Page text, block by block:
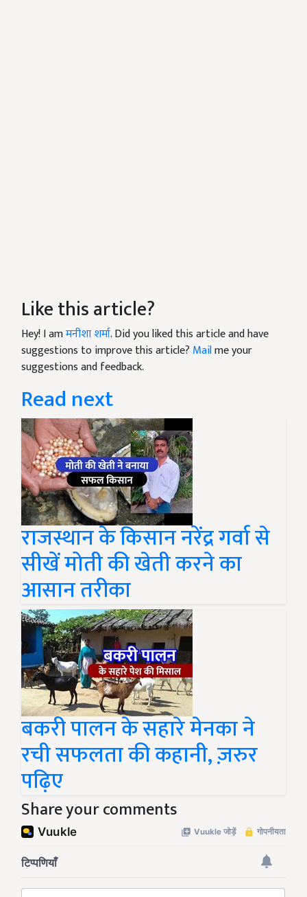
Like this article?
Hey! I amमनीशा शर्मा. Did you liked this article and have
suggestions to improve this article? Mailme your
suggestions and feedback.
Read next
राजस्थान के किसान नरेंद्र गर्वा से
सीखें मोती की खेती करने का
आसान तरीका
बकरी पालन के सहारे मेनका ने
रची सफलता की कहानी, ज़रुर
पढ़िए
Share your comments